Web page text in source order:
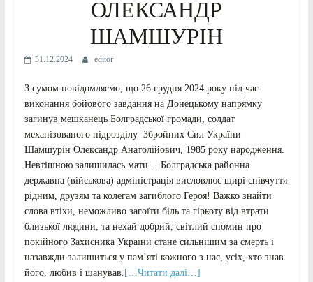
ОЛЕКСАНДР
ШАМШУРІН
31.12.2024 editor
З сумом повідомляємо, що 26 грудня 2024 року під час
виконання бойового завдання на Донецькому напрямку
загинув мешканець Болградської громади, солдат
механізованого підрозділу Збройних Сил України
Шамшурін Олександр Анатолійович, 1985 року народження.
Невтішною залишилась мати… Болградська районна
державна (військова) адміністрація висловлює щирі співчуття
рідним, друзям та колегам загиблого Героя! Важко знайти
слова втіхи, неможливо загоїти біль та гіркоту від втрати
близької людини, та нехай добрий, світлий спомин про
покійного Захисника України стане сильнішим за смерть і
назавжди залишиться у пам’яті кожного з нас, усіх, хто знав
його, любив і шанував. […Читати далі…]